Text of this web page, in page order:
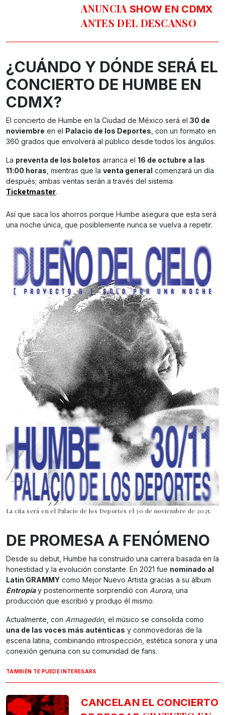
ANUNCIA SHOW EN CDMX
ANTES DEL DESCANSO
¿CUÁNDO Y DÓNDE SERÁ EL
CONCIERTO DE HUMBE EN
CDMX?
El concierto de Humbe en la Ciudad de México será el 30 de
noviembre en el Palacio de los Deportes , con un formato en
360 grados que envolverá al público desde todos los ángulos.
La preventa de los boletos arranca el 16 de octubre a las
11:00 horas , mientras que la venta general comenzará un día
después; ambas ventas serán a través del sistema
Ticketmaster.
Así que saca los ahorros porque Humbe asegura que esta será
una noche única, que posiblemente nunca se vuelva a repetir.
La cita será en el Palacio de los Deportes el 30 de noviembre de 2025.
DE PROMESA A FENÓMENO
Desde su debut, Humbe ha construido una carrera basada en la
honestidad y la evolución constante. En 2021 fue nominado al
Latin GRAMMY como Mejor Nuevo Artista gracias a su álbum
Entropíay posteriormente sorprendió con Aurora, una
producción que escribió y produjo él mismo.
Actualmente, con Armagedón, el músico se consolida como
una de las voces más auténticas y conmovedoras de la
escena latina, combinando introspección, estética sonora y una
conexión genuina con su comunidad de fans.
TAMBIÉN TE PUEDE INTERESARS
CANCELAN EL CONCIERTO